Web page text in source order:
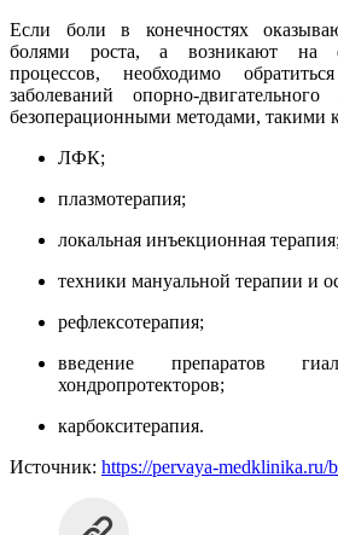
Если боли в конечностях
болями роста, а возникают на
процессов, необходимо
заболеваний опорно-
безоперационными методами, такими
ЛФК;
плазмотерапия;
локальная инъекционная терапия;
техники мануальной терапии и
рефлексотерапия;
введение препаратов
хондропротекторов;
карбокситерапия.
Источник: https://pervaya-medklinika.ru/